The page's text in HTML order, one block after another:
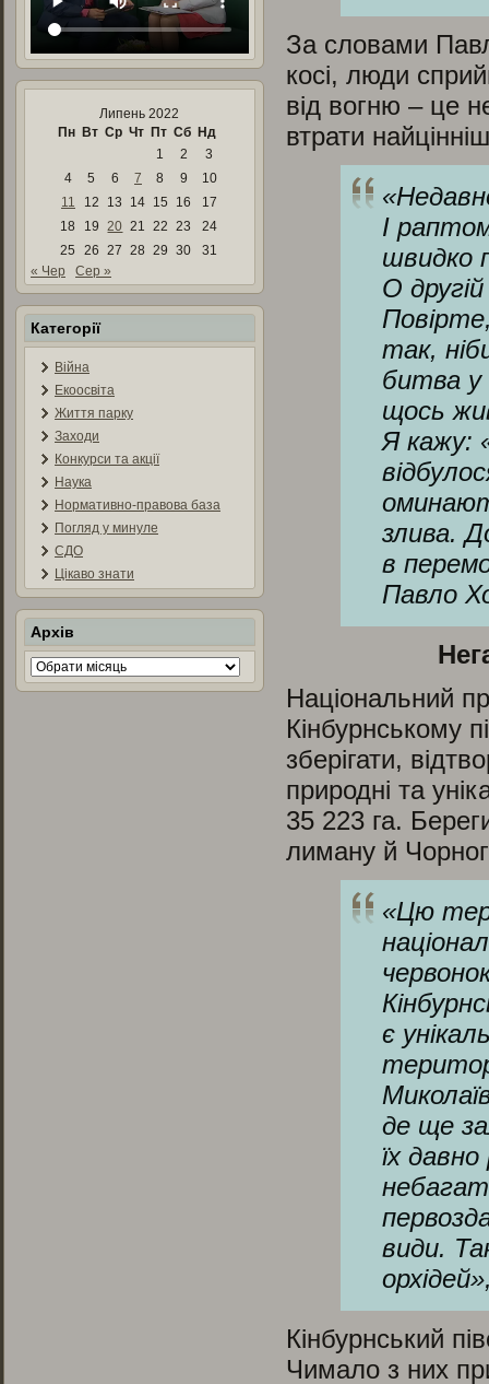
Липень 2022
Пн Вт Ср Чт Пт Сб Нд
1
2
3
4
5 6 7 8 9
10
11
12 13 14 15 16
17
18
19 20 21 22 23
24
25
26 27 28 29 30
31
« Чер
Сер »
Категорії
Війна
Екоосвіта
Життя парку
Заходи
Конкурси та акції
Наука
Нормативно-правова база
Погляд у минуле
СДО
Цікаво знати
Архів
Архів
За словами
косі, люди
від вогню – це
втрати
«
І
швидко
О другій
так,
битва у
щось
Я кажу:
злива.
в
Павло
Національний
Кінбурнському
зберігати,
природні та
35 223 га.
лиману й
«Цю
є
де ще
їх
види.
орхідей
Кінбурнський
Чимало з них